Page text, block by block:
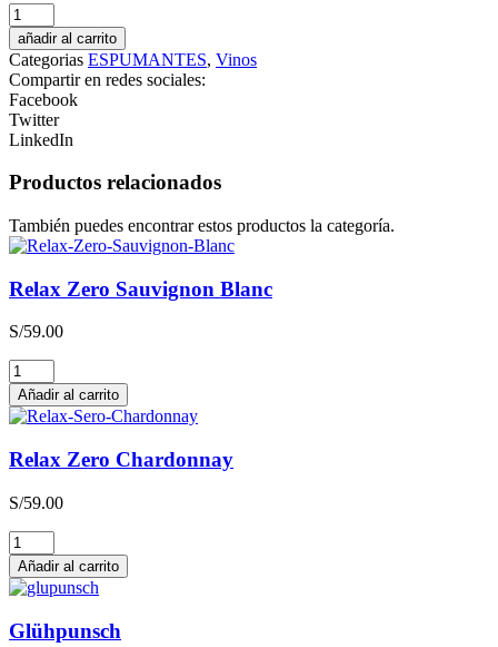
Finca
Rotondo
2022
Malbec
Merlot
Cabernet
Sauvignon
cantidad
añadir al carrito
Categorias ESPUMANTES, Vinos
Compartir en redes sociales:
Facebook
Twitter
LinkedIn
Productos relacionados
También puedes encontrar estos productos la categoría.
Relax Zero Sauvignon Blanc
S/59.00
Relax
Zero
Sauvignon
Blanc
cantidad
Añadir al carrito
Relax Zero Chardonnay
S/59.00
Relax
Zero
Chardonnay
cantidad
Añadir al carrito
Glühpunsch